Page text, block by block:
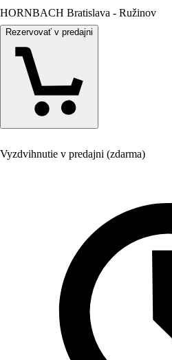
HORNBACH Bratislava - Ružinov
Rezervovať v predajni
Vyzdvihnutie v predajni (zdarma)